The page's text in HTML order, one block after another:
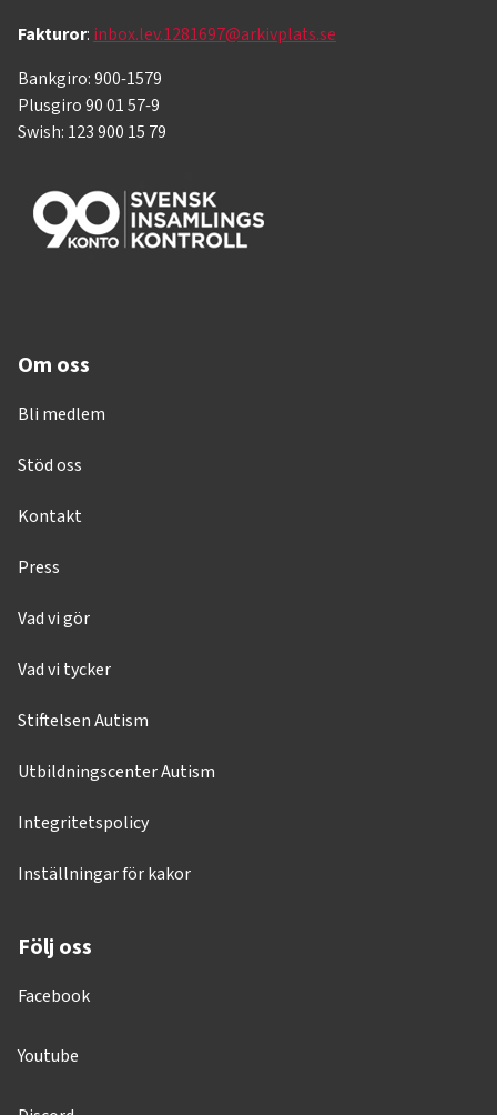
Fakturor: inbox.lev.1281697@arkivplats.se
Bankgiro: 900-1579
Plusgiro 90 01 57-9
Swish: 123 900 15 79
Om oss
Bli medlem
Stöd oss
Kontakt
Press
Vad vi gör
Vad vi tycker
Stiftelsen Autism
Utbildningscenter Autism
Integritetspolicy
Inställningar för kakor
Följ oss
Facebook
Youtube